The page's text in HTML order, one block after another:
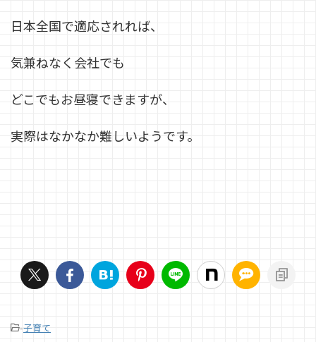
日本全国で適応されれば、
気兼ねなく会社でも
どこでもお昼寝できますが、
実際はなかなか難しいようです。
-子育て